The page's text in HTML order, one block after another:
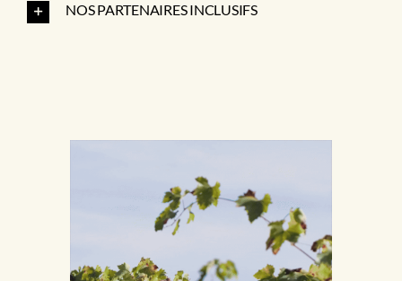
NOS PARTENAIRES INCLUSIFS